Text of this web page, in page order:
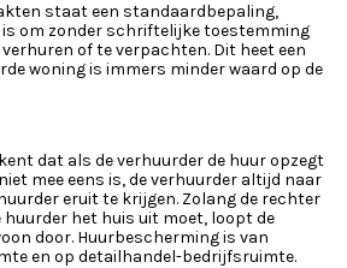
staat een standaardbepaling,
om zonder schriftelijke toestemming
of te verpachten. Dit heet een
woning is immers minder waard op de
dat als de verhuurder de huur opzegt
mee eens is, de verhuurder altijd naar
eruit te krijgen. Zolang de rechter
het huis uit moet, loopt de
door. Huurbescherming is van
en op detailhandel-bedrijfsruimte.